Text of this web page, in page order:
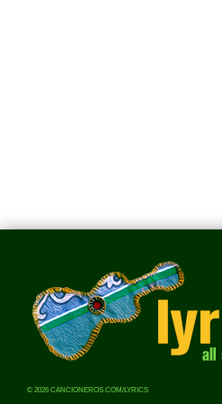
© 2026 CANCIONEROS.COM/LYRICS